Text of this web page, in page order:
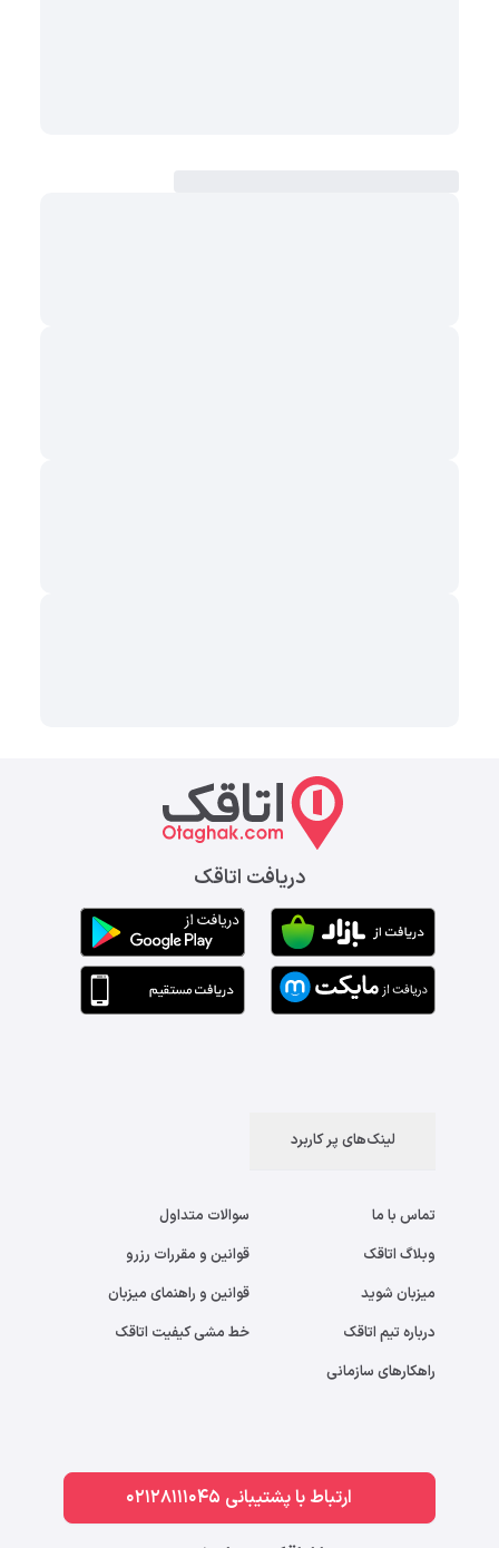
دریافت اتاقک
لینک‌های پر کاربرد
تماس با ما
وبلاگ اتاقک
میزبان شوید
درباره تیم اتاقک
راهکارهای سازمانی
سوالات متداول
قوانین و مقررات رزرو
قوانین و راهنمای میزبان
خط مشی کیفیت اتاقک
ارتباط با پشتیبانی 02128111045